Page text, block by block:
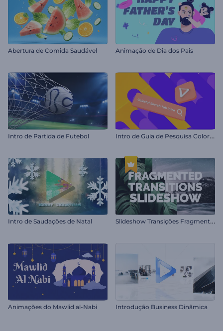
Abertura de Comida Saudável Animação de Dia dos Pais
Intro de Partida de Futebol I
ntro de Guia de Pesquisa Colorida
Intro de Saudações de Natal S
lideshow Transições Fragmentadas
Animações do Mawlid al-Nabi Introdução Business Dinâmica